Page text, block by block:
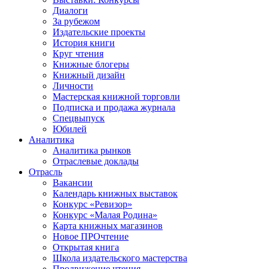
Диалоги
За рубежом
Издательские проекты
История книги
Круг чтения
Книжные блогеры
Книжный дизайн
Личности
Мастерская книжной торговли
Подписка и продажа журнала
Спецвыпуск
Юбилей
Аналитика
Аналитика рынков
Отраслевые доклады
Отрасль
Вакансии
Календарь книжных выставок
Конкурс «Ревизор»
Конкурс «Малая Родина»
Карта книжных магазинов
Новое ПРОчтение
Открытая книга
Школа издательского мастерства